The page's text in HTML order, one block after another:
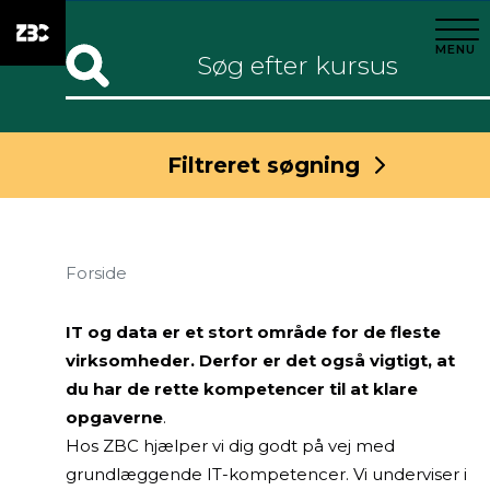
MENU
dette
filter
omdirigerer
til
med
kurser,
filtrerer
disse
kurser
efter
ud
fra
det/de
Filtreret søgning
Forside
IT og data er et stort område for de fleste
virksomheder. Derfor er det også vigtigt, at
du har de rette kompetencer til at klare
opgaverne.
Hos ZBC hjælper vi dig godt på vej med
grundlæggende IT-kompetencer. Vi underviser i